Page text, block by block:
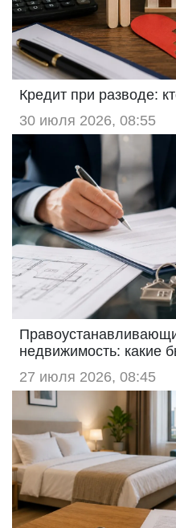
Кредит при разводе:
30 июля 2026, 08:55
недвижимость: какие
27 июля 2026, 08:45